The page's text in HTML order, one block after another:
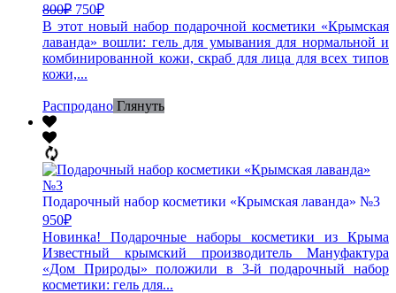
800₽ 750₽
В этот новый набор подарочной косметики «Крымская
лаванда» вошли: гель для умывания для нормальной и
комбинированной кожи, скраб для лица для всех типов
кожи,...
Распродано Глянуть
Подарочный набор косметики «Крымская лаванда» №3
950₽
Новинка! Подарочные наборы косметики из Крыма
Известный крымский производитель Мануфактура
«Дом Природы» положили в 3-й подарочный набор
косметики: гель для...